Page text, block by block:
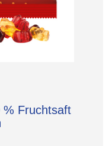
% Fruchtsaft